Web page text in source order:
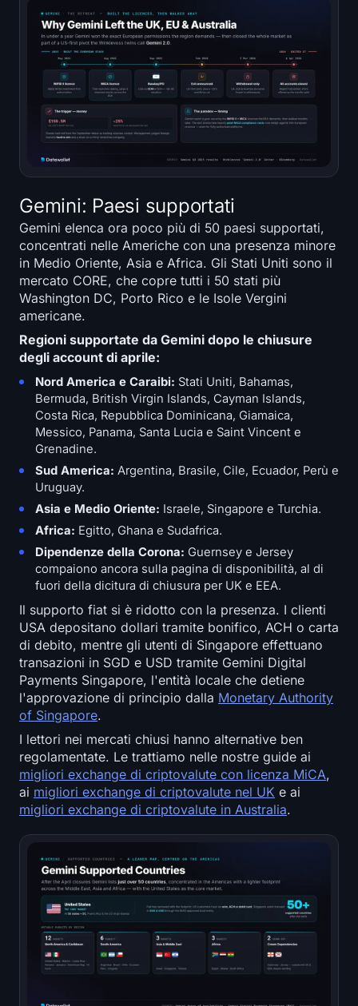
Gemini: Paesi supportati
Gemini elenca ora poco più di 50 paesi supportati,
concentrati nelle Americhe con una presenza minore
in Medio Oriente, Asia e Africa. Gli Stati Uniti sono il
mercato CORE, che copre tutti i 50 stati più
Washington DC, Porto Rico e le Isole Vergini
americane.
Regioni supportate da Gemini dopo le chiusure
degli account di aprile:
Nord America e Caraibi: Stati Uniti, Bahamas,
Bermuda, British Virgin Islands, Cayman Islands,
Costa Rica, Repubblica Dominicana, Giamaica,
Messico, Panama, Santa Lucia e Saint Vincent e
Grenadine.
Sud America: Argentina, Brasile, Cile, Ecuador, Perù e
Uruguay.
Asia e Medio Oriente: Israele, Singapore e Turchia.
Africa: Egitto, Ghana e Sudafrica.
Dipendenze della Corona: Guernsey e Jersey
compaiono ancora sulla pagina di disponibilità, al di
fuori della dicitura di chiusura per UK e EEA.
Il supporto fiat si è ridotto con la presenza. I clienti
USA depositano dollari tramite bonifico, ACH o carta
di debito, mentre gli utenti di Singapore effettuano
transazioni in SGD e USD tramite Gemini Digital
Payments Singapore, l'entità locale che detiene
l'approvazione di principio dalla Monetary Authority
of Singapore.
I lettori nei mercati chiusi hanno alternative ben
regolamentate. Le trattiamo nelle nostre guide ai
migliori exchange di criptovalute con licenza MiCA,
ai migliori exchange di criptovalute nel UK e ai
migliori exchange di criptovalute in Australia.